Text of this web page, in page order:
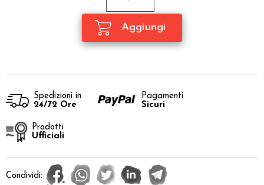
Spedizioni in
24/72 Ore
Pagamenti
Sicuri
Prodotti
Ufficiali
Condividi: